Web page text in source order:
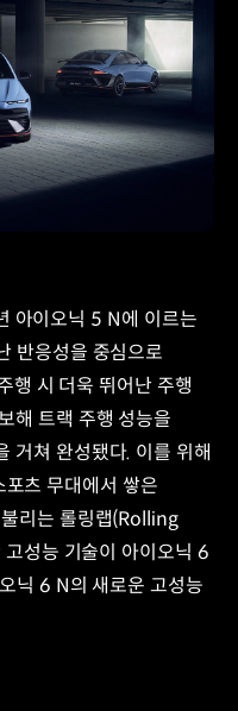
이오닉 5 N에 이르는
반응성을 중심으로
행 시 더욱 뛰어난 주행
해 트랙 주행 성능을
거쳐 완성됐다. 이를 위해
포츠 무대에서 쌓은
리는 롤링랩(Rolling
성능 기술이 아이오닉 6
닉 6 N의 새로운 고성능